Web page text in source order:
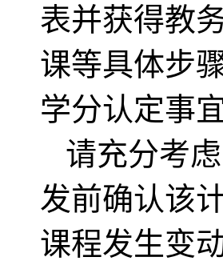
表并获得教
课等具体步
学分认定事
请充分考
发前确认该
课程发生变